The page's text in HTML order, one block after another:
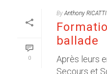
0
By Anthony RICATTI
ballade
Après leurs
Secours et